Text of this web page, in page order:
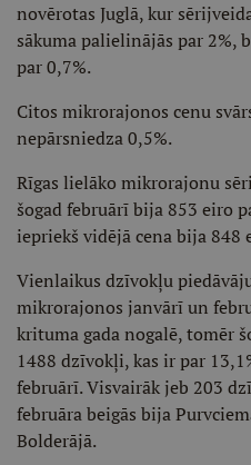
novērotas Juglā, kur
sākuma palielinājās par 2%,
par 0,7%.
Citos mikrorajonos cenu
nepārsniedza 0,5%.
Rīgas lielāko mikrorajonu
šogad februārī bija 853 eiro
iepriekš vidējā cena bija 848
Vienlaikus dzīvokļu
mikrorajonos janvārī un
krituma gada nogalē, tomēr
1488 dzīvokļi, kas ir par
februārī. Visvairāk jeb 203
februāra beigās bija
Bolderājā.